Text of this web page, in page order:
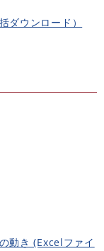
ダウンロード）
動き (Excelファイ